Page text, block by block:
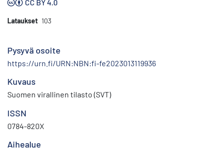
CC BY 4.0
Lataukset 103
Pysyvä osoite
https://urn.fi/URN:NBN:fi-fe2023013119936
Kuvaus
Suomen virallinen tilasto (SVT)
ISSN
0784-820X
Aihealue